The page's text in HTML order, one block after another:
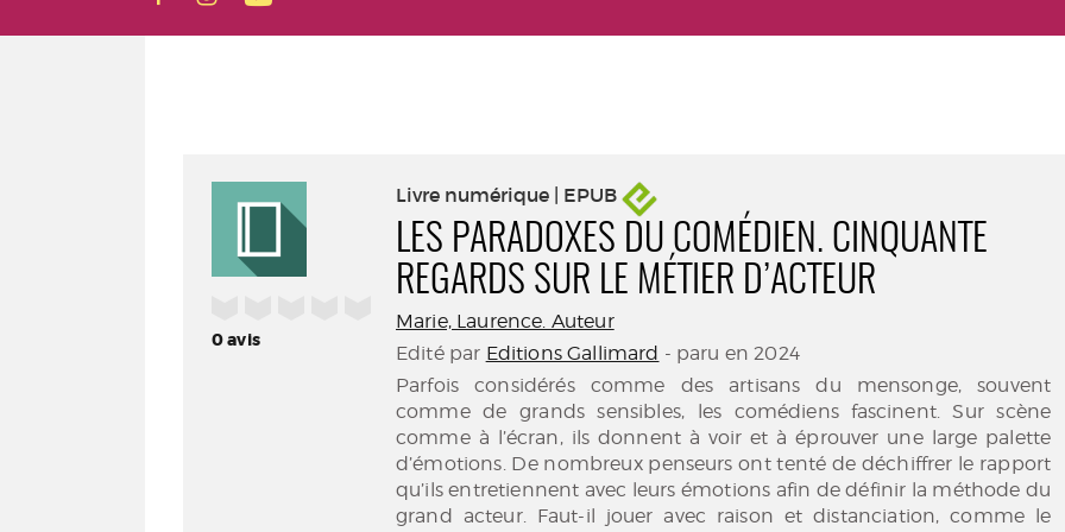
0avis
Livre numérique | EPUB
LES PARADOXES DU COMÉDIEN. CINQUANTE
REGARDS SUR LE MÉTIER D’ACTEUR
Marie, Laurence. Auteur
Edité par Editions Gallimard - paru en 2024
Parfois considérés comme des artisans du mensonge, souvent
comme de grands sensibles, les comédiens fascinent. Sur scène
comme à l’écran, ils donnent à voir et à éprouver une large palette
d’émotions. De nombreux penseurs ont tenté de déchiffrer le rapport
qu’ils entretiennent avec leurs émotions afin de définir la méthode du
grand acteur. Faut-il jouer avec raison et distanciation, comme le